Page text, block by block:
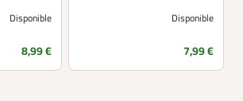
Disponible
Prix
8,99 €
Disponible
Prix
7,99 €